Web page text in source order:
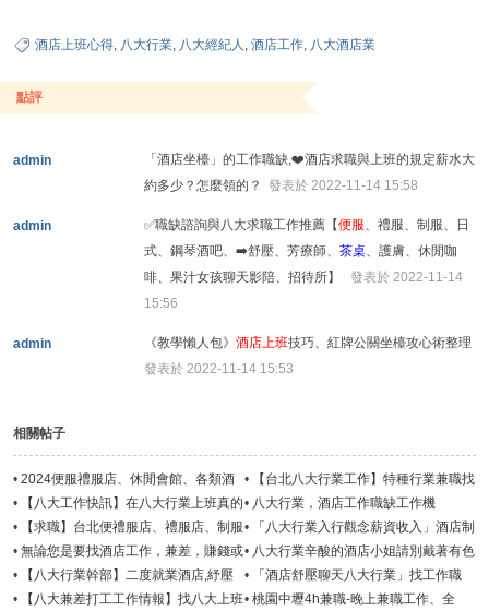
酒店上班心得, 八大行業, 八大經紀人 , 酒店工作, 八大酒店業
點評
admin
「酒店坐檯」的工作職缺,❤️酒店求職與上班的規定薪水大
約多少？怎麼領的？ 發表於 2022-11-14 15:58
admin ✅職缺諮詢與八大求職工作推薦【便服、禮服、制服、日
式、鋼琴酒吧、➡️舒壓、芳療師、 茶桌、護膚、休閒咖
啡、果汁女孩聊天影陪、招待所】 發表於 2022-11-14
15:56
admin 《教學懶人包》 酒店上班技巧、紅牌公關坐檯攻心術整理
發表於 2022-11-14 15:53
相關帖子
• 2024便服禮服店、休閒會館、各類酒
店工作職缺正職兼職
•
【台北八大行業工作】特種行業兼職找
酒店工作，兼差打工
•
【八大工作快訊】在八大行業上班真的
可以免喝酒嗎?
• 八大行業，酒店工作職缺工作機
會-2024年9月
•
【求職】台北便禮服店、禮服店、制服
酒店工作公關小姐
•
「八大行業入行觀念薪資收入」酒店制
度規定、拒絕S、坐檯技巧
• 無論您是要找酒店工作，兼差，賺錢或
想喝酒-愛戀娛樂經紀
• 八大行業辛酸的酒店小姐請別戴著有色
眼鏡看待
•
【八大行業幹部】二度就業酒店,紓壓
會館,兼職讓應徵者最信賴的經紀人
•
「酒店舒壓聊天八大行業」找工作職
缺-2026年3月經紀公司推薦
•
【八大兼差打工工作情報】找八大上班• 桃園中壢4h兼職-晚上兼職工作、全